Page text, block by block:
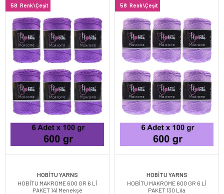
58 Renk\Çeşit
HOBİTU YARNS
HOBİTU MAKROME 600 GR 6 Lİ
PAKET 141 Menekşe
58 Renk\Çeşit
HOBİTU YARNS
HOBİTU MAKROME 600 GR 6 Lİ
PAKET 130 Lila